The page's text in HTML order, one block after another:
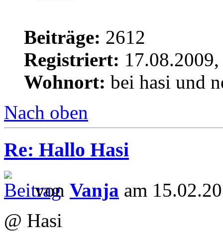
Beiträge: 2612
Registriert:
Wohnort: bei hasi und
Nach oben
Re: Hallo Hasi
von Vanja am
@ Hasi